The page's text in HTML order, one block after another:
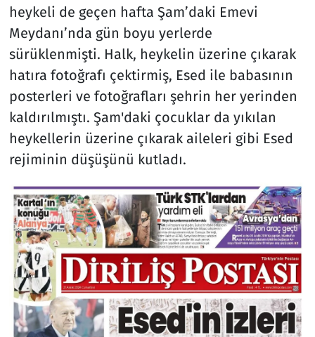
heykeli de geçen hafta Şam’daki Emevi
Meydanı’nda gün boyu yerlerde
sürüklenmişti. Halk, heykelin üzerine çıkarak
hatıra fotoğrafı çektirmiş, Esed ile babasının
posterleri ve fotoğrafları şehrin her yerinden
kaldırılmıştı. Şam'daki çocuklar da yıkılan
heykellerin üzerine çıkarak aileleri gibi Esed
rejiminin düşüşünü kutladı.